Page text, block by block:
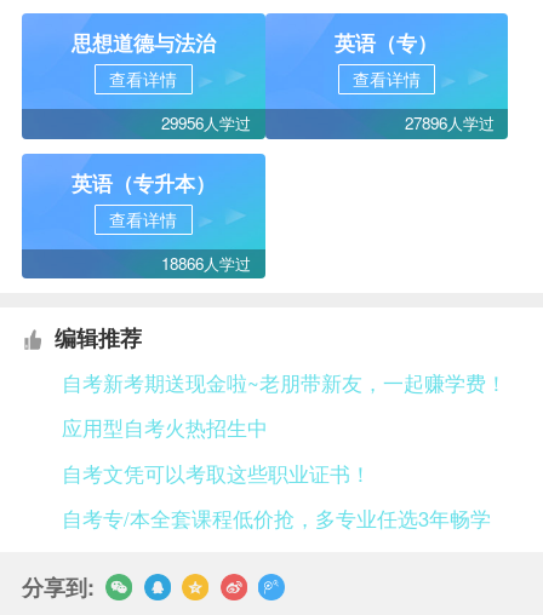
思想道德与法治
查看详情
29956人学过
英语（专）
查看详情
27896人学过
英语（专升本）
查看详情
18866人学过
编辑推荐
自考新考期送现金啦~老朋带新友，一起赚学费！
应用型自考火热招生中
自考文凭可以考取这些职业证书！
自考专/本全套课程低价抢，多专业任选3年畅学
分享到: